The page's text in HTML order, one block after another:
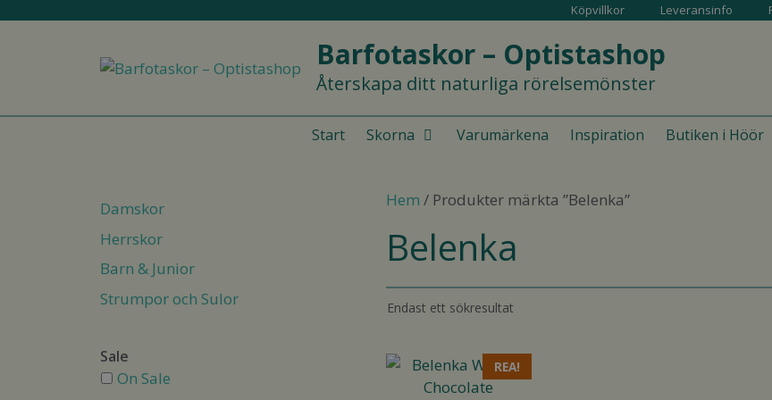
Köpvillkor Leveransinfo
Barfotaskor – Optistashop
Återskapa ditt naturliga rörelsemönster
Start Skorna Varumärkena Inspiration Butiken i Höör
Hem / Produkter märkta ”Belenka”
Belenka
Endast ett sökresultat
REA!
Den
Damskor
Herrskor
Barn & Junior
Strumpor och Sulor
Sale
On Sale